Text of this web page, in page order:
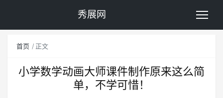
秀展网
首页 正文
小学数学动画大师课件制作原来这么简
单，不学可惜！